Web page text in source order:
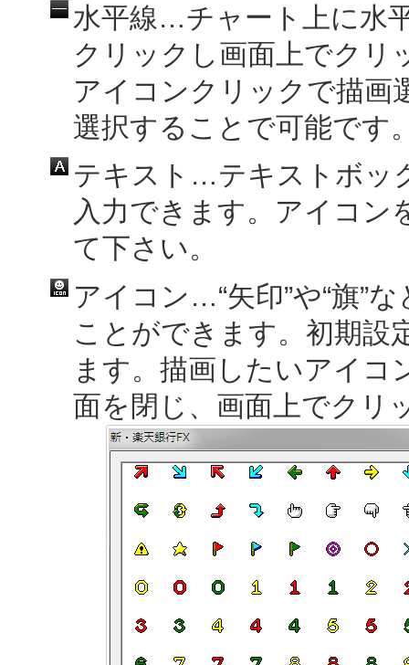
水平線…チャート上に水
クリックし画面上でクリ
アイコンクリックで描画
選択することで可能です
テキスト…テキストボッ
入力できます。アイコン
て下さい。
アイコン…“矢印”や“旗”
ことができます。初期設
ます。描画したいアイコ
面を閉じ、画面上でクリ